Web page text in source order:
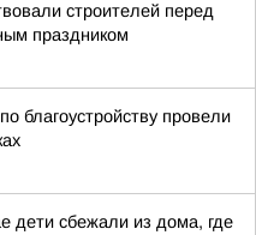
строителей перед
праздником
благоустройству провели
дети сбежали из дома, где